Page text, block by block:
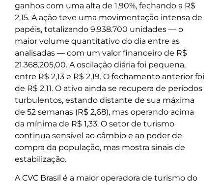
ganhos com uma alta de 1,90%, fechando a R$
2,15. A ação teve uma movimentação intensa de
papéis, totalizando 9.938.700 unidades — o
maior volume quantitativo do dia entre as
analisadas — com um valor financeiro de R$
21.368.205,00. A oscilação diária foi pequena,
entre R$ 2,13 e R$ 2,19. O fechamento anterior foi
de R$ 2,11. O ativo ainda se recupera de períodos
turbulentos, estando distante de sua máxima
de 52 semanas (R$ 2,68), mas operando acima
da mínima de R$ 1,33. O setor de turismo
continua sensível ao câmbio e ao poder de
compra da população, mas mostra sinais de
estabilização.
A CVC Brasil é a maior operadora de turismo do